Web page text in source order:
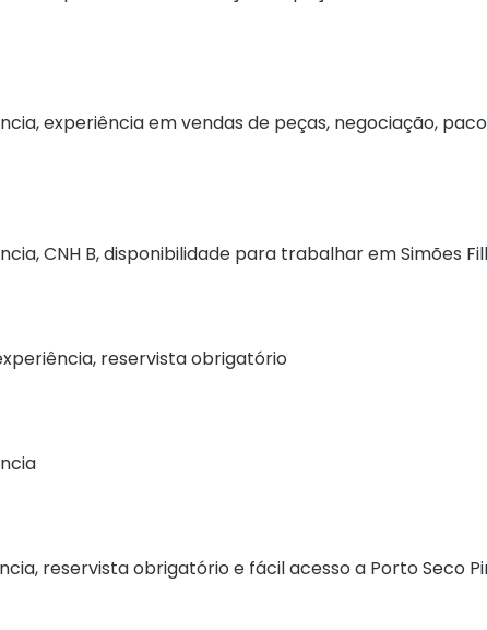
experiência em vendas de peças, negociação,
CNH B, disponibilidade para trabalhar em Simões
reservista obrigatório
reservista obrigatório e fácil acesso a Porto Seco